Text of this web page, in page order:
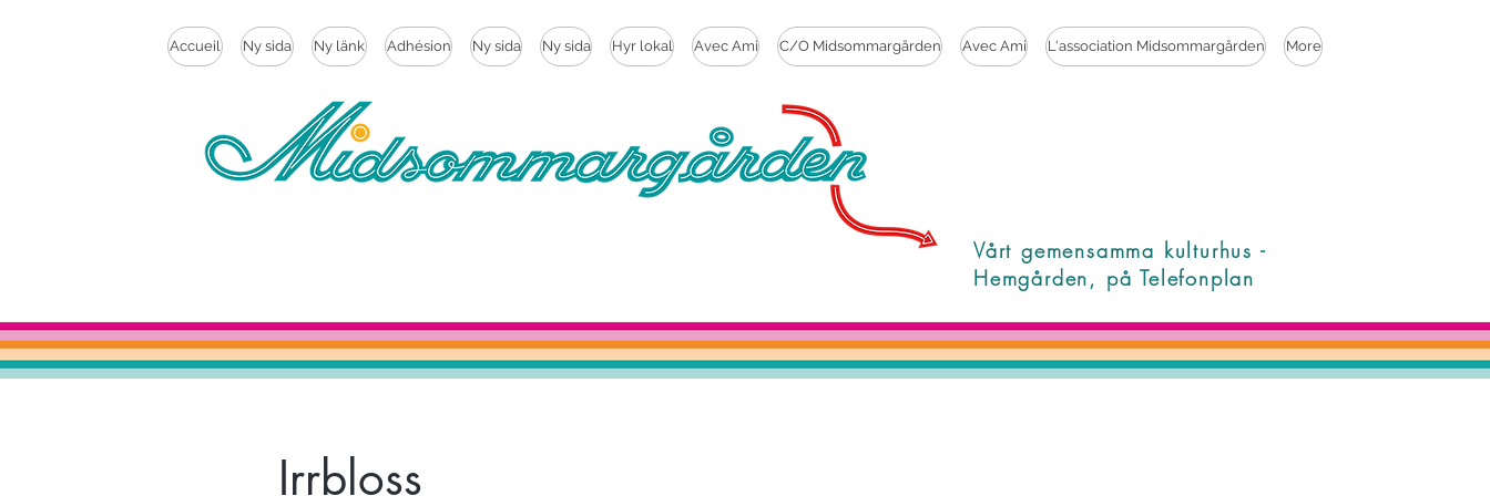
Accueil Ny sida Ny länk Adhésion Ny sida Ny sida Hyr lokal Avec Ami C/O Midsommargården Avec Ami L'association Midsommargården More
Vårt gemensamma kulturhus -
Hemgården, på Telefonplan
Irrbloss